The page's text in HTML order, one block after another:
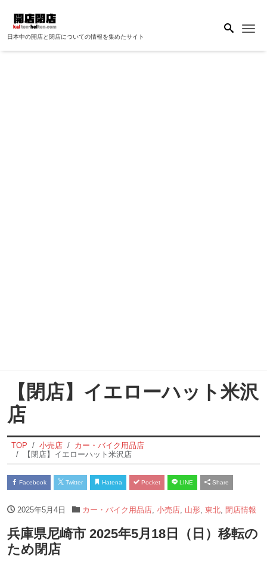
日本中の開店と閉店についての情報を集めたサイト
【閉店】イエローハット米沢
店
TOP 小売店
カー・バイク用品店
【閉店】イエローハット米沢店
Facebook Twitter Hatena Pocket LINE Share
2025年5月4日 カー・バイク用品店, 小売店, 山形, 東北, 閉店情報
兵庫県尼崎市 2025年5月18日（日）移転の
ため閉店